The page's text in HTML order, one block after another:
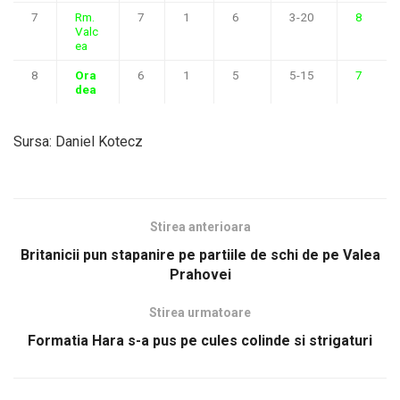
7
Rm.
Valc
ea
7 1 6 3-20 8
8
Ora
dea
6 1 5 5-15 7
Sursa: Daniel Kotecz
Stirea anterioara
Britanicii pun stapanire pe partiile de schi de pe Valea
Prahovei
Stirea urmatoare
Formatia Hara s-a pus pe cules colinde si strigaturi